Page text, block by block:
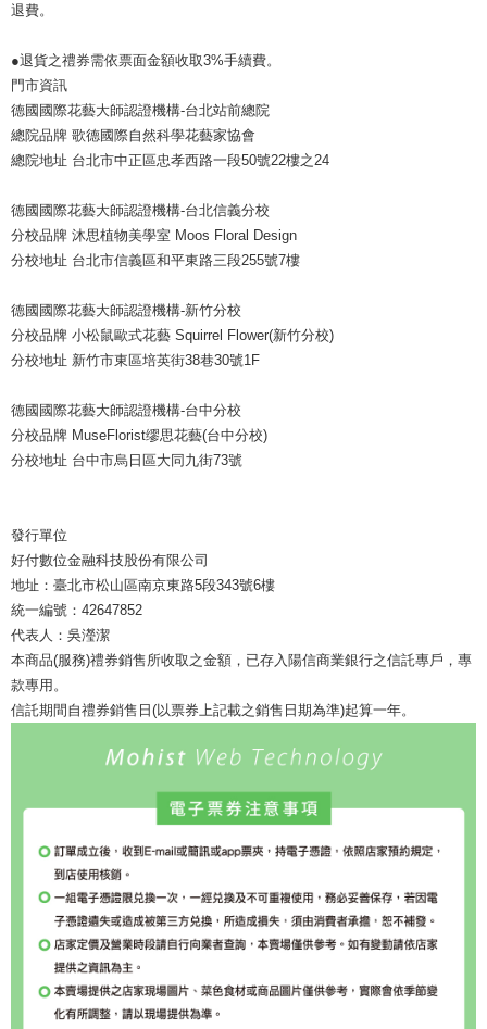
退費。
●退貨之禮券需依票面金額收取3%手續費。
門市資訊
德國國際花藝大師認證機構-台北站前總院
總院品牌 歌德國際自然科學花藝家協會
總院地址 台北市中正區忠孝西路一段50號22樓之24
德國國際花藝大師認證機構-台北信義分校
分校品牌 沐思植物美學室 Moos Floral Design
分校地址 台北市信義區和平東路三段255號7樓
德國國際花藝大師認證機構-新竹分校
分校品牌 小松鼠歐式花藝 Squirrel Flower(新竹分校)
分校地址 新竹市東區培英街38巷30號1F
德國國際花藝大師認證機構-台中分校
分校品牌 MuseFlorist缪思花藝(台中分校)
分校地址 台中市烏日區大同九街73號
發行單位
好付數位金融科技股份有限公司
地址：臺北市松山區南京東路5段343號6樓
統一編號：42647852
代表人：吳瀅潔
本商品(服務)禮券銷售所收取之金額，已存入陽信商業銀行之信託專戶，專
款專用。
信託期間自禮券銷售日(以票券上記載之銷售日期為準)起算一年。